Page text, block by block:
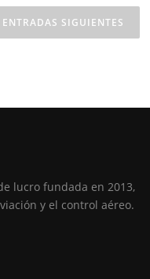
ENTRADAS SIGUIENTES
lucro fundada en 2013,
y el control aéreo.